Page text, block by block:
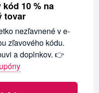
10 % na
tovar
nezľavnené v e-
zľavového kódu.
a doplnkov. 👉